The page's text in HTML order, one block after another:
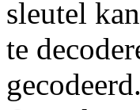
sleutel
te
gecodeerd.